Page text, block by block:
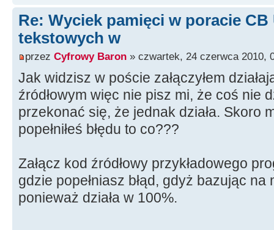
{
Memo1->Lines-
>LoadFromStream
}
--------------------
Re: Wyciek pamięci w poracie
tekstowych w
przez Cyfrowy Baron » czwartek, 24 czerwca 2010,
Jak widzisz w poście załączyłem
źródłowym więc nie pisz mi, że coś nie
przekonać się, że jednak działa. Skoro
popełniłeś błędu to co???
Załącz kod źródłowy przykładowego
gdzie popełniasz błąd, gdyż bazując
ponieważ działa w 100%.